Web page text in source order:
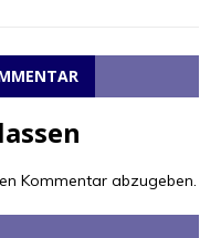
Kommentar abzugeben.